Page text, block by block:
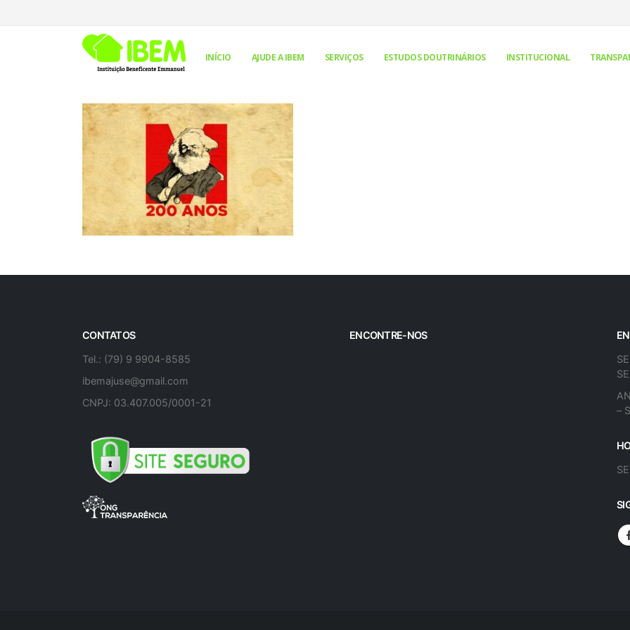
INÍCIO AJUDE A IBEM SERVIÇOS ESTUDOS DOUTRINÁRIOS INSTITUCIONAL
CONTATOS
Tel.: (79) 9 9904-8585
ibemajuse@gmail.com
CNPJ: 03.407.005/0001-21
ENCONTRE-NOS
–